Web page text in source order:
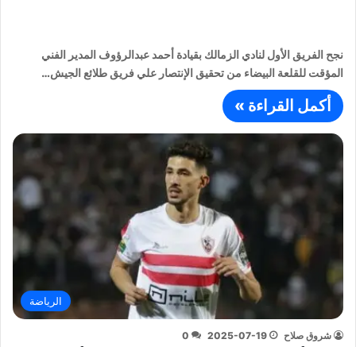
نجح الفريق الأول لنادي الزمالك بقيادة أحمد عبدالرؤوف المدير الفني
المؤقت للقلعة البيضاء من تحقيق الإنتصار علي فريق طلائع الجيش…
أكمل القراءة »
الرياضة
شروق صلاح 2025-07-19
0